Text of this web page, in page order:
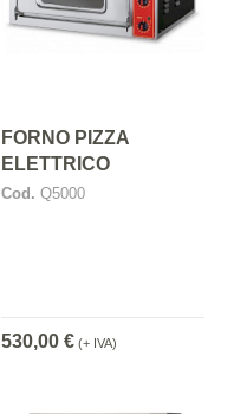
FORNO PIZZA
ELETTRICO
Cod. Q5000
530,00 € (+ IVA)